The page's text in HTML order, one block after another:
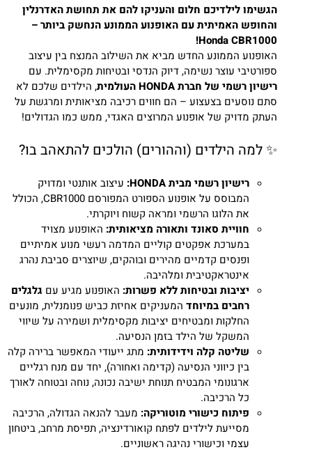
הגשימו לילדיכם חלום והעניקו להם את תחושת האדרנלין
והחופש האמיתית עם האופנוע הממונע הנחשק ביותר –
Honda CBR1000!
האופנוע הממונע החדש מביא את השילוב המנצח בין עיצוב
ספורטיבי עוצר נשימה, דיוק הנדסי ובטיחות מקסימלית. עם
רישיון רשמי של חברת HONDA העולמית
, הילדים שלכם לא
סתם נוסעים בצעצוע – הם חווים רכיבה מציאותית ומרגשת על
העתק מדויק של אופנוע המרוצים האגדי, ממש כמו הגדולים!
✨ למה הילדים (וההורים) הולכים להתאהב בו?
רישיון רשמי מבית HONDA:
עיצוב אותנטי ומדויק
המבוסס על אופנוע הספורט המפורסם CBR1000, הכולל
את הלוגו הרשמי ומראה קשוח ויוקרתי.
חוויית סאונד ותאורה מציאותית: האופנוע מצויד
במערכת אפקטים קוליים המדמה רעשי מנוע אמיתיים
ופנסים קדמיים מהירים ובוהקים, שיוצרים סביבת נהרג
אינטראקטיבית ומלהיבה.
יציבות ובטיחות ללא פשרות: האופנוע מגיע עם גלגלים
רחבים במיוחד המעניקים אחיזת כביש פנומנלית, מונעים
החלקות ומבטיחים יציבות מקסימלית ושמירה על שיווי
המשקל של הילד בזמן הנסיעה.
שליטה קלה וידידותית: מתג ייעודי המאפשר ברירה קלה
בין כיווני הנסיעה (קדימה ואחורה), יחד עם מנח רגליים
ארגונומי המבטיח תנוחת ישיבה נכונה, נוחה ובטוחה לאורך
כל הרכיבה.
פיתוח כישורי מוטוריקה: מעבר להנאה הגדולה, הרכיבה
מסייעת לילדים לפתח קואורדינציה, תפיסת מרחב, ביטחון
עצמי וכישורי נהיגה ראשוניים.